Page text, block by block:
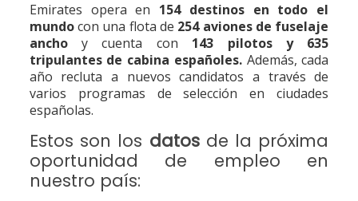
Emirates opera en 154 destinos en todo el
mundocon una flota de 254 aviones de fuselaje
anchoy cuenta con 143 pilotos y 635
tripulantes de cabina españoles. Además, cada
año recluta a nuevos candidatos a través de
varios programas de selección en ciudades
españolas.
Estos son los datosde la próxima
oportunidad de empleo en
nuestro país: